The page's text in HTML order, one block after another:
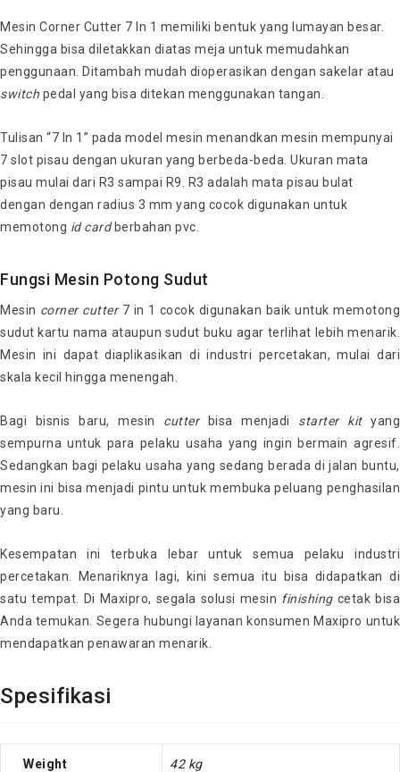
Mesin Corner Cutter 7 In 1 memiliki bentuk yang lumayan besar.
Sehingga bisa diletakkan diatas meja untuk memudahkan
penggunaan. Ditambah mudah dioperasikan dengan sakelar atau
switch pedal yang bisa ditekan menggunakan tangan.
Tulisan “7 In 1” pada model mesin menandkan mesin mempunyai
7 slot pisau dengan ukuran yang berbeda-beda. Ukuran mata
pisau mulai dari R3 sampai R9. R3 adalah mata pisau bulat
dengan dengan radius 3 mm yang cocok digunakan untuk
memotong id cardberbahan pvc.
Fungsi Mesin Potong Sudut
Mesin corner cutter7 in 1 cocok digunakan baik untuk memotong
sudut kartu nama ataupun sudut buku agar terlihat lebih menarik.
Mesin ini dapat diaplikasikan di industri percetakan, mulai dari
skala kecil hingga menengah.
Bagi bisnis baru, mesin cutterbisa menjadi starter kityang
sempurna untuk para pelaku usaha yang ingin bermain agresif.
Sedangkan bagi pelaku usaha yang sedang berada di jalan buntu,
mesin ini bisa menjadi pintu untuk membuka peluang penghasilan
yang baru.
Kesempatan ini terbuka lebar untuk semua pelaku industri
percetakan. Menariknya lagi, kini semua itu bisa didapatkan di
satu tempat. Di Maxipro, segala solusi mesin finishingcetak bisa
Anda temukan. Segera hubungi layanan konsumen Maxipro untuk
mendapatkan penawaran menarik.
Spesifikasi
Weight 42 kg